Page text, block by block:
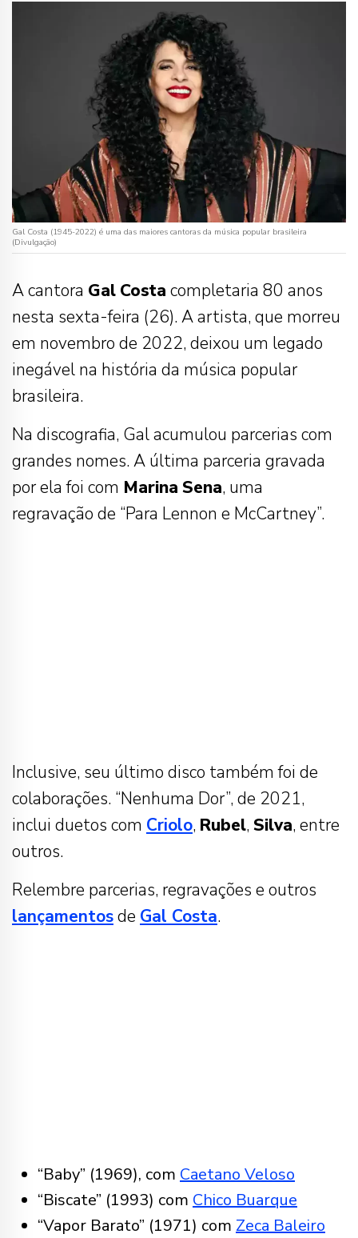
Gal Costa (1945-2022) é uma das maiores cantoras da música popular brasileira
(Divulgação)
A cantora Gal Costa completaria 80 anos
nesta sexta-feira (26). A artista, que morreu
em novembro de 2022, deixou um legado
inegável na história da música popular
brasileira.
Na discografia, Gal acumulou parcerias com
grandes nomes. A última parceria gravada
por ela foi com Marina Sena, uma
regravação de “Para Lennon e McCartney”.
Inclusive, seu último disco também foi de
colaborações. “Nenhuma Dor”, de 2021,
inclui duetos com Criolo, Rubel, Silva, entre
outros.
Relembre parcerias, regravações e outros
lançamentosde Gal Costa.
“Baby” (1969), com Caetano Veloso
“Biscate” (1993) com Chico Buarque
“Vapor Barato” (1971) com Zeca Baleiro